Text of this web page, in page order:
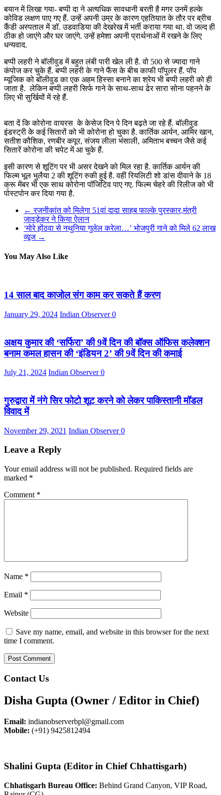
बयान में लिखा गया- बप्पी दा ने अत्यधिक सावधानी बरती है मगर उनमें हल्के
कोविड लक्षण पाए गए हैं. उन्हें अपनी उम्र के कारण एहतियात के तौर पर ब्रीच
कैंडी अस्पताल में डॉ. उडवाडिया की देखरेख में भर्ती कराया गया था. वो जल्द ही
ठीक हो जाएंगे और घर जाएंगे. उन्हें हमेशा अपनी प्रार्थनाओं में रखने के लिए
धन्यवाद.
बप्पी लहरी ने बॉलीवुड में बहुत लंबी पारी खेल ली है. वो 500 से ज्यादा गाने
कंपोज कर चुके हैं. बप्पी लहरी के गाने फैंस के बीच काफी पॉपुलर हैं. पॉप
म्यूजिक को बॉलीवुड का एक अहम हिस्सा बनाने का श्रेय भी बप्पी लहरी को ही
जाता है. लेकिन बप्पी लहरी सिर्फ गाने के साथ-साथ ढेर सारा सोना पहनने के
लिए भी सुर्खियों में रहे हैं.
बता दें कि कोरोना वायरस के केसेज दिन पे दिन बढ़ते जा रहे हैं. बॉलीवुड
इंडस्ट्री के कई सितारों को भी कोरोना हो चुका है. कार्तिक आर्यन, आमिर खान,
सतीश कौशिक, रणबीर कपूर, संजय लीला भंसाली, अमिताभ बच्चन जैसे कई
सितारें कोरोना की चपेट में आ चुके हैं.
इसी कारण से शूटिंग पर भी असर देखने को मिल रहा है. कार्तिक आर्यन की
फिल्म भूल भुलैया 2 की शूटिंग रुकी हुई है. वहीं रियलिटी शो डांस दीवाने के 18
क्रू मेंबर भी एक साथ कोरोना पॉजिटिव पाए गए. फिल्म चेहरे की रिलीज को भी
पोस्टपोन कर दिया गया है.
← रजनीकांत को मिलेगा 51वां दादा साहब फाल्के पुरस्कार,मंत्री
जावड़ेकर ने किया ऐलान
‘मोरे होंठवा से नथुनिया गुलेल करेला…’ भोजपुरी गाने को मिले 62 लाख
व्यूज →
You May Also Like
14 साल बाद काजोल संग काम कर सकते हैं करण
January 29, 2024 Indian Observer0
अक्षय कुमार की ‘सर्फिरा’ की 9वें दिन की बॉक्स ऑफिस कलेक्शन
बनाम कमल हासन की ‘इंडियन 2’ की 9वें दिन की कमाई
July 21, 2024 Indian Observer0
गुरुद्वारा में नंगे सिर फोटो शूट करने को लेकर पाकिस्तानी मॉडल
विवाद में
November 29, 2021 Indian Observer0
Leave a Reply
Your email address will not be published. Required fields are
marked *
Comment *
Name *
Email *
Website
Save my name, email, and website in this browser for the next
time I comment.
Contact Us
Disha Gupta (Owner / Editor in Chief)
Email: indianobserverbpl@gmail.com
Mobile: (+91) 9425812494
Shalini Gupta (Editor in Chief Chhattisgarh)
Chhatisgarh Bureau Office: Behind Grand Canyon, VIP Road,